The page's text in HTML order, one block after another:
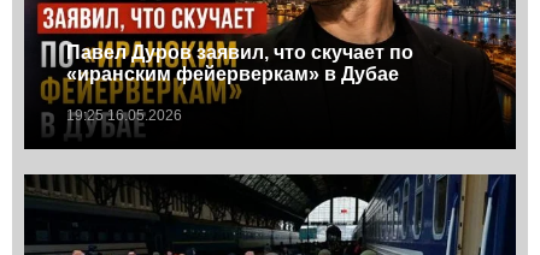
Павел Дуров заявил, что скучает по
«иранским фейерверкам» в Дубае
19:25 16.05.2026